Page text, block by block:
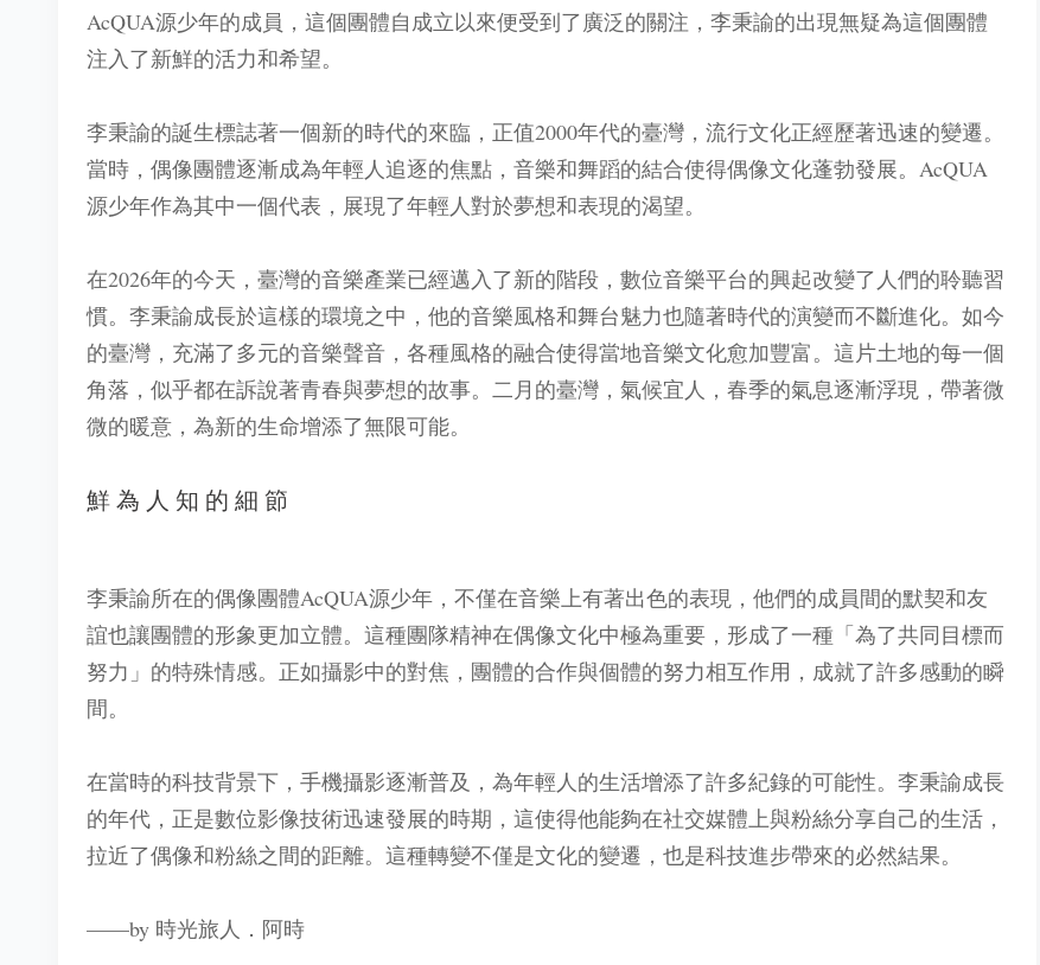
AcQUA源少年的成員，這個團體自成立以來便受到了廣泛的關注，李秉諭的出現無疑為這個團體
注入了新鮮的活力和希望。
李秉諭的誕生標誌著一個新的時代的來臨，正值2000年代的臺灣，流行文化正經歷著迅速的變遷。
當時，偶像團體逐漸成為年輕人追逐的焦點，音樂和舞蹈的結合使得偶像文化蓬勃發展。AcQUA
源少年作為其中一個代表，展現了年輕人對於夢想和表現的渴望。
在2026年的今天，臺灣的音樂產業已經邁入了新的階段，數位音樂平台的興起改變了人們的聆聽習
慣。李秉諭成長於這樣的環境之中，他的音樂風格和舞台魅力也隨著時代的演變而不斷進化。如今
的臺灣，充滿了多元的音樂聲音，各種風格的融合使得當地音樂文化愈加豐富。這片土地的每一個
角落，似乎都在訴說著青春與夢想的故事。二月的臺灣，氣候宜人，春季的氣息逐漸浮現，帶著微
微的暖意，為新的生命增添了無限可能。
鮮為人知的細節
李秉諭所在的偶像團體AcQUA源少年，不僅在音樂上有著出色的表現，他們的成員間的默契和友
誼也讓團體的形象更加立體。這種團隊精神在偶像文化中極為重要，形成了一種「為了共同目標而
努力」的特殊情感。正如攝影中的對焦，團體的合作與個體的努力相互作用，成就了許多感動的瞬
間。
在當時的科技背景下，手機攝影逐漸普及，為年輕人的生活增添了許多紀錄的可能性。李秉諭成長
的年代，正是數位影像技術迅速發展的時期，這使得他能夠在社交媒體上與粉絲分享自己的生活，
拉近了偶像和粉絲之間的距離。這種轉變不僅是文化的變遷，也是科技進步帶來的必然結果。
——by 時光旅人．阿時